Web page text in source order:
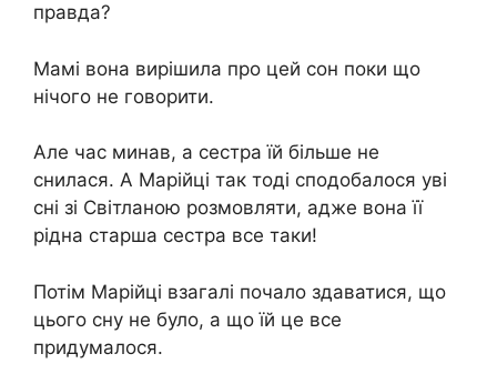
правда?
Мамі вона вирішила про цей сон поки що
нічого не говорити.
Але час минав, а сестра їй більше не
снилася. А Марійці так тоді сподобалося уві
сні зі Світланою розмовляти, адже вона її
рідна старша сестра все таки!
Потім Марійці взагалі почало здаватися, що
цього сну не було, а що їй це все
придумалося.